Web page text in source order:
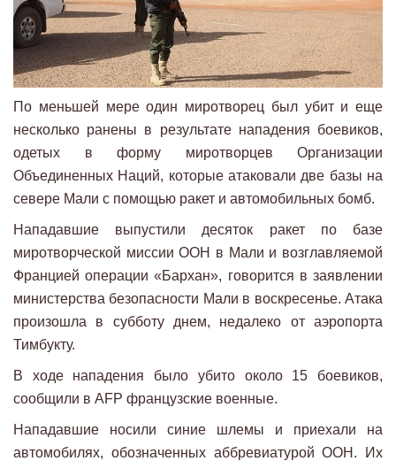
По меньшей мере один миротворец был убит и еще
несколько ранены в результате нападения боевиков,
одетых в форму миротворцев Организации
Объединенных Наций, которые атаковали две базы на
севере Мали с помощью ракет и автомобильных бомб.
Нападавшие выпустили десяток ракет по базе
миротворческой миссии ООН в Мали и возглавляемой
Францией операции «Бархан», говорится в заявлении
министерства безопасности Мали в воскресенье. Атака
произошла в субботу днем, недалеко от аэропорта
Тимбукту.
В ходе нападения было убито около 15 боевиков,
сообщили в AFP французские военные.
Нападавшие носили синие шлемы и приехали на
автомобилях, обозначенных аббревиатурой ООН. Их